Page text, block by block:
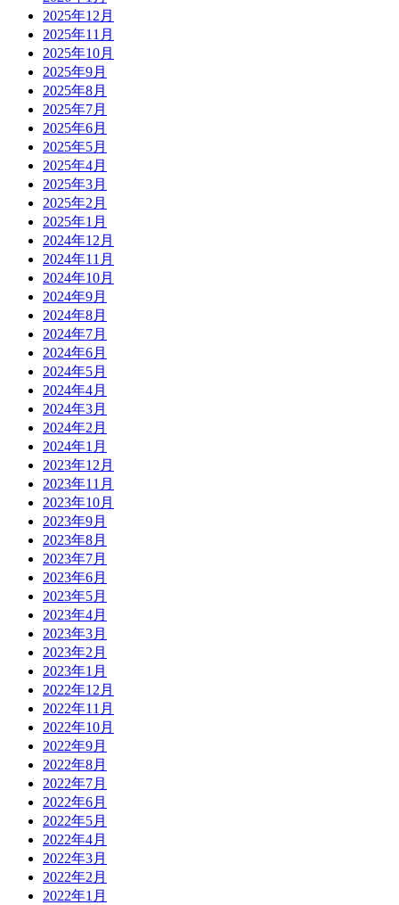
2025年12月
2025年11月
2025年10月
2025年9月
2025年8月
2025年7月
2025年6月
2025年5月
2025年4月
2025年3月
2025年2月
2025年1月
2024年12月
2024年11月
2024年10月
2024年9月
2024年8月
2024年7月
2024年6月
2024年5月
2024年4月
2024年3月
2024年2月
2024年1月
2023年12月
2023年11月
2023年10月
2023年9月
2023年8月
2023年7月
2023年6月
2023年5月
2023年4月
2023年3月
2023年2月
2023年1月
2022年12月
2022年11月
2022年10月
2022年9月
2022年8月
2022年7月
2022年6月
2022年5月
2022年4月
2022年3月
2022年2月
2022年1月